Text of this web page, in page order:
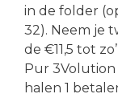
in de folder
32). Neem je
de €11,5 tot
Pur
halen 1